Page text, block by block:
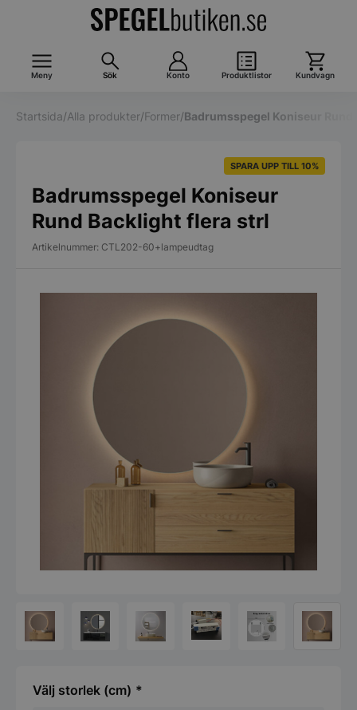
Meny Sök Konto Produktlistor Kundvagn
Startsida/Alla produkter/Former/Badrumsspegel Koniseur
SPARA UPP TILL 10%
Badrumsspegel Koniseur
Rund Backlight flera strl
Artikelnummer: CTL202-60+lampeudtag
storlek (cm)